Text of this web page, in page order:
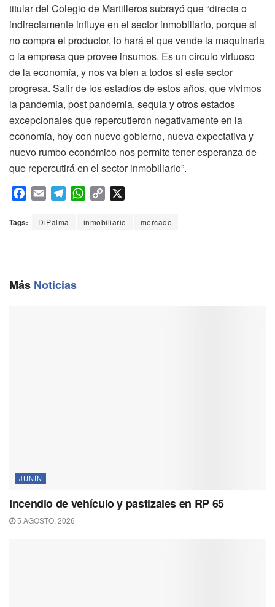
titular del Colegio de Martilleros subrayó que “directa o
indirectamente influye en el sector inmobiliario, porque si
no compra el productor, lo hará el que vende la maquinaria
o la empresa que provee insumos. Es un círculo virtuoso
de la economía, y nos va bien a todos si este sector
progresa. Salir de los estadíos de estos años, que vivimos
la pandemia, post pandemia, sequía y otros estados
excepcionales que repercutieron negativamente en la
economía, hoy con nuevo gobierno, nueva expectativa y
nuevo rumbo económico nos permite tener esperanza de
que repercutirá en el sector inmobiliario”.
c
o
a
l
a
W
a
p
Tags: DiPalma inmobiliario mercado
Más Noticias
JUNÍN
Incendio de vehículo y pastizales en RP 65
5 AGOSTO, 2026